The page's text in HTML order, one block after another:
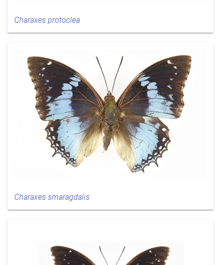
Charaxes protoclea
Charaxes smaragdalis